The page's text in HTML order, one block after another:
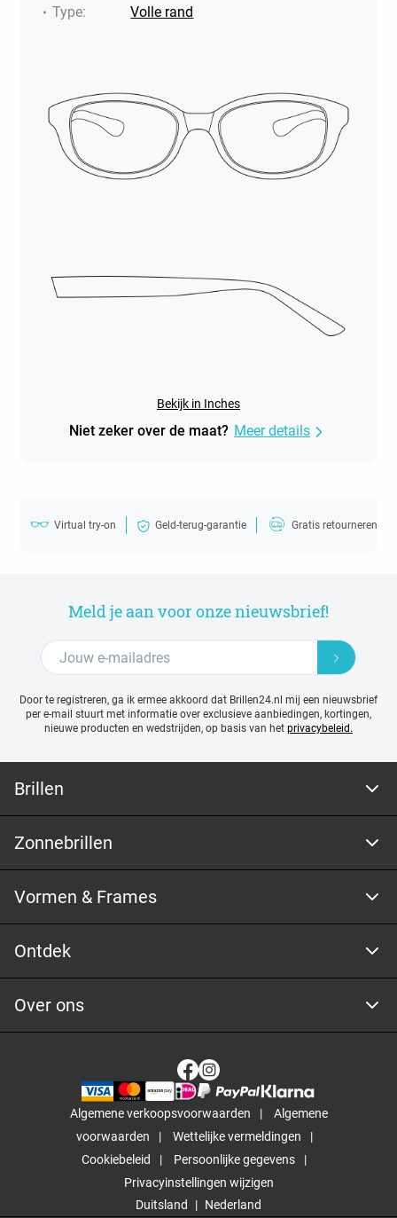
Type: Volle rand
Bekijk in Inches
Niet zeker over de maat? Meer details
Virtual try-on Geld-terug-garantie Gratis retourneren
Meld je aan voor onze nieuwsbrief!
Door te registreren, ga ik ermee akkoord dat Brillen24.nl mij een nieuwsbrief
per e-mail stuurt met informatie over exclusieve aanbiedingen, kortingen,
nieuwe producten en wedstrijden, op basis van het privacybeleid.
Brillen
Zonnebrillen
Vormen & Frames
Ontdek
Over ons
Algemene verkoopsvoorwaarden
Algemene
voorwaarden
Wettelijke vermeldingen
Cookiebeleid
Persoonlijke gegevens
Privacyinstellingen wijzigen
Duitsland
Nederland